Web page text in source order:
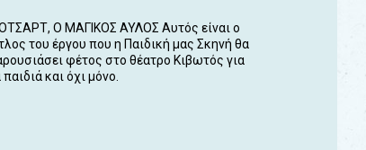
Ο ΜΑΓΙΚΟΣ ΑΥΛΟΣ Αυτός είναι ο
του έργου που η Παιδική μας Σκηνή θα
φέτος στο θέατρο Κιβωτός για
παιδιά και όχι μόνο.